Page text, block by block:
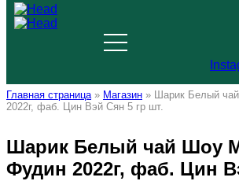
Главная страница» Магазин » Шарик Белый
2022г, фаб. Цин Вэй Сян 5 гр шт.
Шарик Белый чай Шоу
Фудин 2022г, фаб. Цин